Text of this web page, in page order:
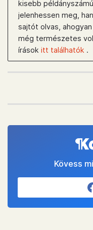
kisebb
jelenhessen meg,
sajtót olvas,
még természetes
írások itt találhatók .
Kövess